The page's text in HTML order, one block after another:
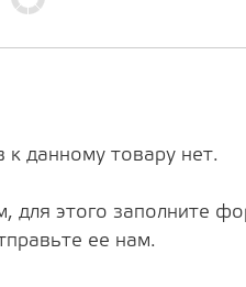
к данному товару нет.
для этого заполните
ее нам.